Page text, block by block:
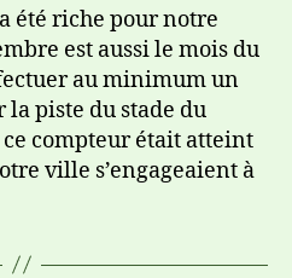
été riche pour notre
est aussi le mois du
au minimum un
la piste du stade du
ce compteur était atteint
ville s’engageaient à